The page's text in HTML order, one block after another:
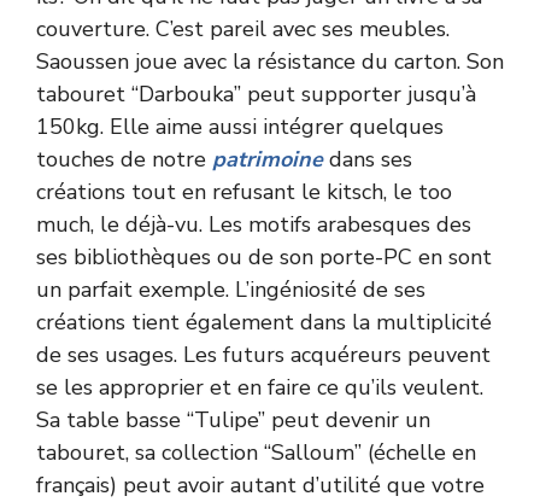
couverture. C’est pareil avec ses meubles.
Saoussen joue avec la résistance du carton. Son
tabouret “Darbouka” peut supporter jusqu’à
150kg. Elle aime aussi intégrer quelques
touches de notre patrimoinedans ses
créations tout en refusant le kitsch, le too
much, le déjà-vu. Les motifs arabesques des
ses bibliothèques ou de son porte-PC en sont
un parfait exemple. L’ingéniosité de ses
créations tient également dans la multiplicité
de ses usages. Les futurs acquéreurs peuvent
se les approprier et en faire ce qu’ils veulent.
Sa table basse “Tulipe” peut devenir un
tabouret, sa collection “Salloum” (échelle en
français) peut avoir autant d’utilité que votre